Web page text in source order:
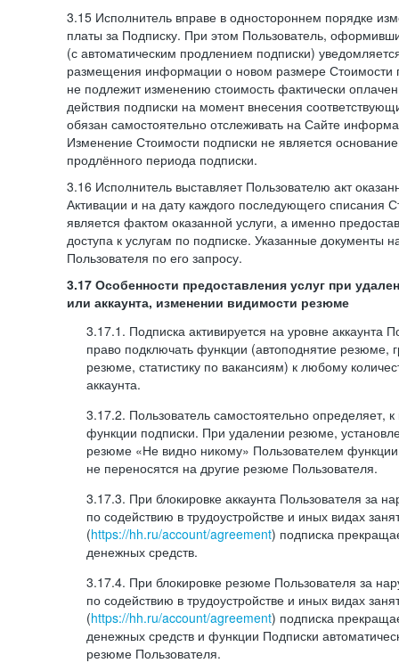
3.15 Исполнитель вправе в одностороннем порядке
платы за Подписку. При этом Пользователь,
(с автоматическим продлением подписки)
размещения информации о новом размере Стоимости
не подлежит изменению стоимость фактически
действия подписки на момент внесения
обязан самостоятельно отслеживать на Сайте
Изменение Стоимости подписки не является
продлённого периода подписки.
3.16 Исполнитель выставляет Пользователю акт
Активации и на дату каждого последующего списания
является фактом оказанной услуги, а именно
доступа к услугам по подписке. Указанные документы
Пользователя по его запросу.
3.17 Особенности предоставления услуг при
или аккаунта, изменении видимости резюме
3.17.1. Подписка активируется на уровне аккаунта
право подключать функции (автоподнятие резюме,
резюме, статистику по вакансиям) к любому
аккаунта.
3.17.2. Пользователь самостоятельно определяет,
функции подписки. При удалении резюме,
резюме «Не видно никому» Пользователем функции
не переносятся на другие резюме Пользователя.
3.17.3. При блокировке аккаунта Пользователя за
по содействию в трудоустройстве и иных видах
(https://hh.ru/account/agreement) подписка
денежных средств.
3.17.4. При блокировке резюме Пользователя за
по содействию в трудоустройстве и иных видах
(https://hh.ru/account/agreement) подписка
денежных средств и функции Подписки
резюме Пользователя.